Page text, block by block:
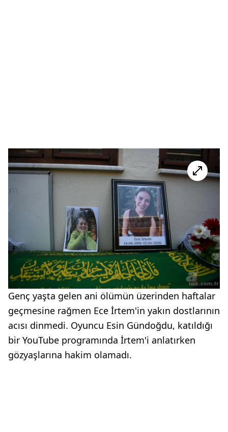
Genç yaşta gelen ani ölümün üzerinden haftalar
geçmesine rağmen Ece İrtem'in yakın dostlarının
acısı dinmedi. Oyuncu Esin Gündoğdu, katıldığı
bir YouTube programında İrtem'i anlatırken
gözyaşlarına hakim olamadı.